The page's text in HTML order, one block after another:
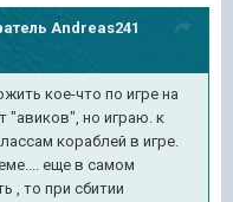
Andreas241
кое-что по игре на
"авиков", но играю. к
кораблей в игре.
еще в самом
, то при сбитии